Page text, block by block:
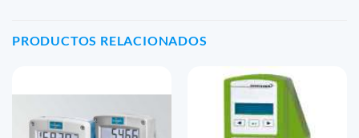
PRODUCTOS RELACIONADOS